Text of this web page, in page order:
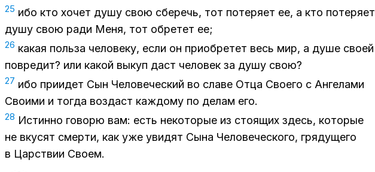
25 ибо кто хо­чет душу свою сбе­речь, тот по­те­ря­ет ее, а кто по­те­ря­ет
душу свою ради Меня, тот об­ре­тет ее;
26 ка­кая поль­за че­ло­ве­ку, если он при­об­ре­тет весь мир, а душе сво­ей
по­вре­дит? или ка­кой вы­куп даст че­ло­век за душу свою?
27 ибо при­и­дет Сын Че­ло­ве­че­ский во сла­ве Отца Сво­е­го с Ан­ге­ла­ми
Сво­и­ми и то­гда воз­даст каж­до­му по де­лам его.
28 Ис­тин­но го­во­рю вам: есть неко­то­рые из сто­я­щих здесь, ко­то­рые
не вку­сят смер­ти, как уже уви­дят Сына Че­ло­ве­че­ско­го, гря­ду­ще­го
в Цар­ствии Сво­ем.